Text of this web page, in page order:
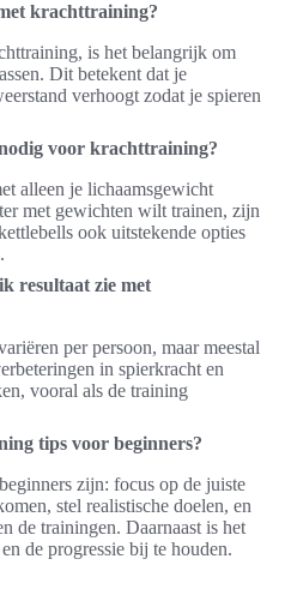
krachttraining?
is het belangrijk om
Dit betekent dat je
verhoogt zodat je spieren
voor krachttraining?
alleen je lichaamsgewicht
met gewichten wilt trainen, zijn
ook uitstekende opties
resultaat zie met
per persoon, maar meestal
in spierkracht en
vooral als de training
tips voor beginners?
zijn: focus op de juiste
stel realistische doelen, en
de trainingen. Daarnaast is het
de progressie bij te houden.